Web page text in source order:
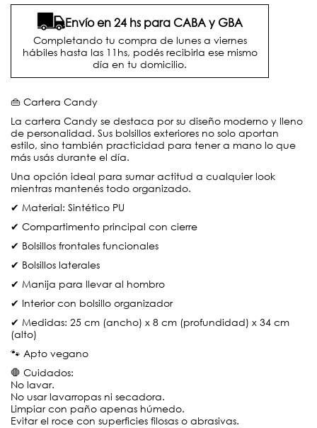
Envío en 24 hs para CABA y GBA
Completando tu compra de lunes a viernes
hábiles hasta las 11hs, podés recibirla ese mismo
día en tu domicilio.
👜 Cartera Candy
La cartera Candy se destaca por su diseño moderno y lleno
de personalidad. Sus bolsillos exteriores no solo aportan
estilo, sino también practicidad para tener a mano lo que
más usás durante el día.
Una opción ideal para sumar actitud a cualquier look
mientras mantenés todo organizado.
✔ Material: Sintético PU
✔ Compartimento principal con cierre
✔ Bolsillos frontales funcionales
✔ Bolsillos laterales
✔ Manija para llevar al hombro
✔ Interior con bolsillo organizador
✔ Medidas: 25 cm (ancho) x 8 cm (profundidad) x 34 cm
(alto)
🐾 Apto vegano
🛑 Cuidados:
No lavar.
No usar lavarropas ni secadora.
Limpiar con paño apenas húmedo.
Evitar el roce con superficies filosas o abrasivas.